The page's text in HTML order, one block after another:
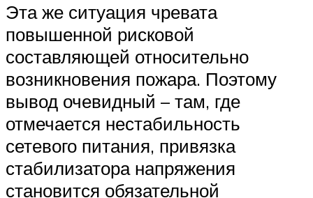
Эта же ситуация чревата
повышенной рисковой
составляющей относительно
возникновения пожара. Поэтому
вывод очевидный – там, где
отмечается нестабильность
сетевого питания, привязка
стабилизатора напряжения
становится обязательной